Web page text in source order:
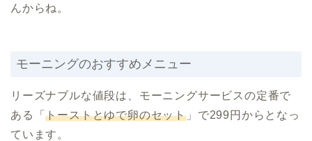
んからね。
モーニングのおすすめメニュー
リーズナブルな値段は、モーニングサービスの定番で
ある「トーストとゆで卵のセット 」で299円からとなっ
ています。